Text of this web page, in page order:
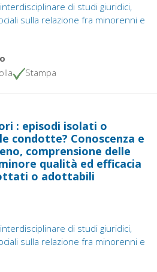
di studi giuridici,
sulla relazione fra minorenni e
Stampa
: episodi isolati o
condotte? Conoscenza e
comprensione delle
qualità ed efficacia
o adottabili
di studi giuridici,
sulla relazione fra minorenni e